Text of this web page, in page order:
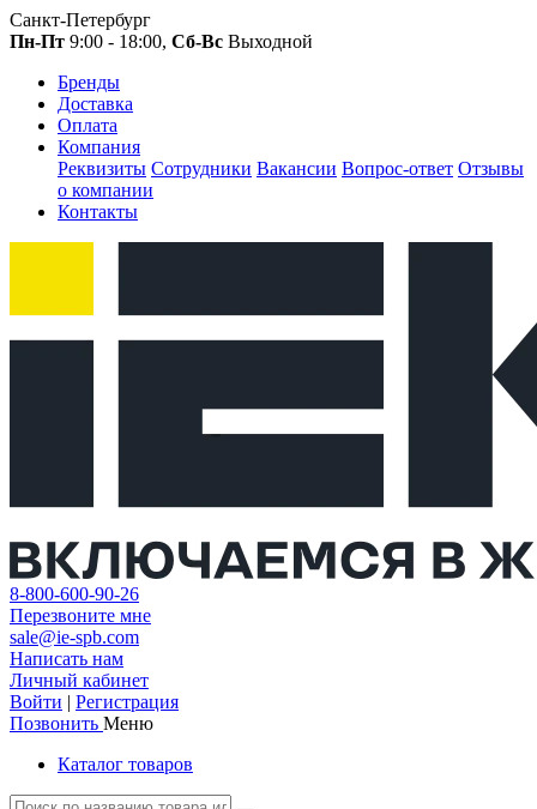
Санкт-Петербург
Пн-Пт 9:00 - 18:00, Сб-Вс Выходной
Бренды
Доставка
Оплата
Компания
Реквизиты Сотрудники Вакансии Вопрос-ответ Отзывы
о компании
Контакты
8-800-600-90-26
Перезвоните мне
sale@ie-spb.com
Написать нам
Личный кабинет
Войти | Регистрация
Позвонить Меню
Каталог товаров